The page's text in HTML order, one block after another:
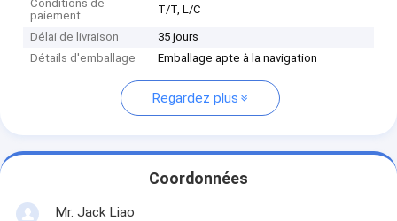
Conditions de
paiement
T/T, L/C
Délai de livraison
35 jours
Détails d'emballage
Emballage apte à la navigation
Regardez plus
Coordonnées
Mr. Jack Liao